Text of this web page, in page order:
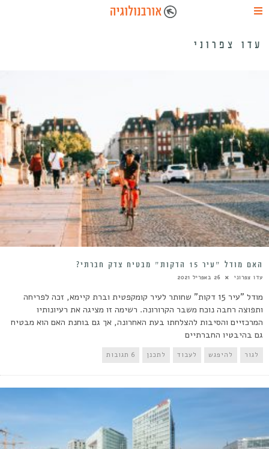
עדו צפרוני
האם מודל ״עיר 15 הדקות״ מבטיח צדק חברתי?
עדו צפרוני 26 באפריל 2021
מודל "עיר 15 דקות" שחותר לעיר קומקפטית וברת קיימא, זכה לפריחה
ותפוצה רחבה נוכח משבר הקרורונה. רשימה זו מציגה את רעיונותיו
המרכזיים והסיבות להצלחתו בעת האחרונה, אך גם בוחנת האם הוא מבטיח
גם בהיבטיו החברתיים
לגור להיפגש לעבוד לתכנן 6 תגובות